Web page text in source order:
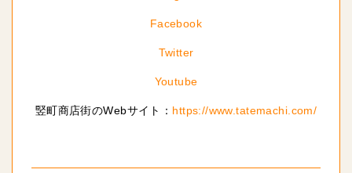
Facebook
Twitter
Youtube
竪町商店街のWebサイト： https://www.tatemachi.com/